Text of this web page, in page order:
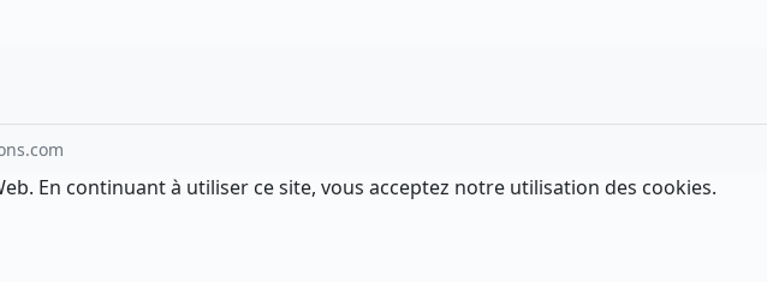
En continuant à utiliser ce site, vous acceptez notre utilisation des cookies.